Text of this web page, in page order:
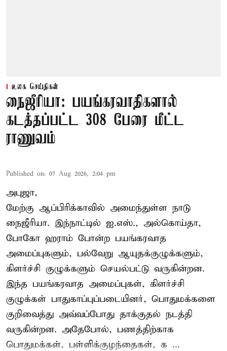
உலக செய்திகள்
நைஜீரியா: பயங்கரவாதிகளால்
கடத்தப்பட்ட 308 பேரை மீட்ட
ராணுவம்
Published on: 07 Aug 2026, 2:04 pm
அபுஜா,
மேற்கு ஆப்பிரிக்காவில் அமைந்துள்ள நாடு
நைஜீரியா. இந்நாட்டில் ஐ.எஸ்., அல்கொய்தா,
போகோ ஹராம் போன்ற பயங்கரவாத
அமைப்புகளும், பல்வேறு ஆயுதக்குழுக்களும்,
கிளர்ச்சி குழுக்களும் செயல்பட்டு வருகின்றன.
இந்த பயங்கரவாத அமைப்புகள், கிளர்ச்சி
குழுக்கள் பாதுகாப்புப்படையினர், பொதுமக்களை
குறிவைத்து அவ்வப்போது தாக்குதல் நடத்தி
வருகின்றன. அதேபோல், பணத்திற்காக
பொதுமக்கள், பள்ளிக்குழந்தைகள், க ...